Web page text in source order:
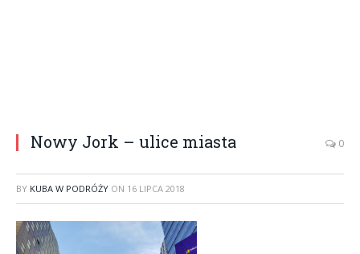
Nowy Jork – ulice miasta 0
BY KUBA W PODRÓŻY ON 16 LIPCA 2018